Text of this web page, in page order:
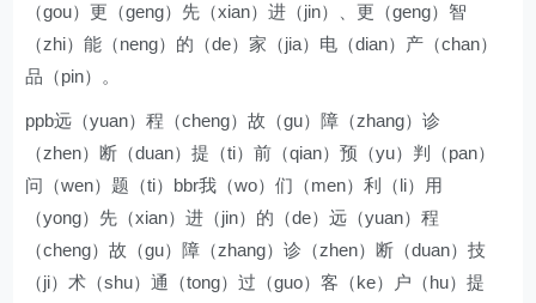
（gou）更（geng）先（xian）进（jin）、更（geng）智
（zhi）能（neng）的（de）家（jia）电（dian）产（chan）
品（pin）。
ppb远（yuan）程（cheng）故（gu）障（zhang）诊
（zhen）断（duan）提（ti）前（qian）预（yu）判（pan）
问（wen）题（ti）bbr我（wo）们（men）利（li）用
（yong）先（xian）进（jin）的（de）远（yuan）程
（cheng）故（gu）障（zhang）诊（zhen）断（duan）技
（ji）术（shu）通（tong）过（guo）客（ke）户（hu）提